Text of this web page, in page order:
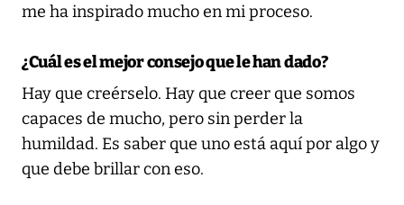
me ha inspirado mucho en mi proceso.
¿Cuál es el mejor consejo que le han dado?
Hay que creérselo. Hay que creer que somos
capaces de mucho, pero sin perder la
humildad. Es saber que uno está aquí por algo y
que debe brillar con eso.